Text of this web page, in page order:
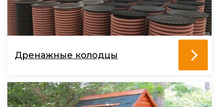
Дренажные колодцы